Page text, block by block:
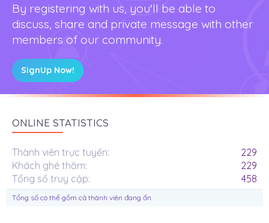
By registering with us, you'll be able to
discuss, share and private message with other
members of our community.
SignUp Now!
ONLINE STATISTICS
Thành viên trực tuyến
229
Khách ghé thăm
229
Tổng số truy cập
458
Tổng số có thể gồm cả thành viên đang ẩn.